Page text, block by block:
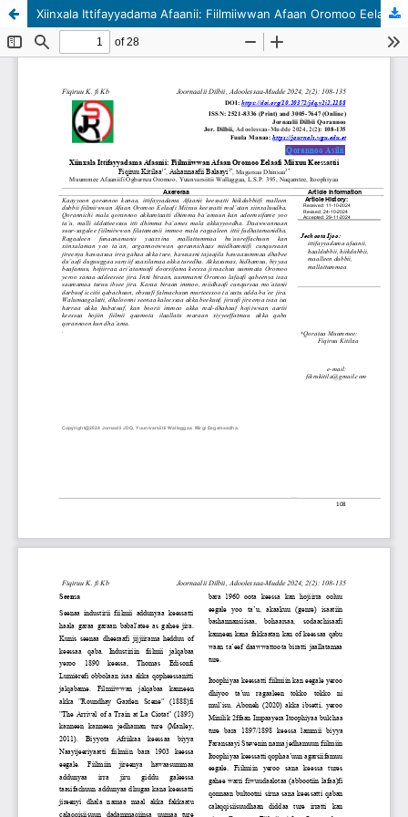
Xiinxala Ittifayyadama Afaanii: Fiilmiiwwan Afaan Oromoo Eelaafi Miixuu Keessattii